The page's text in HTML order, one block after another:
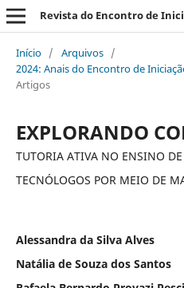
Revista do Encontro de
Início / Arquivos /
2024: Anais do Encontro de
Artigos
EXPLORANDO
TUTORIA ATIVA NO ENSINO
TECNÓLOGOS POR MEIO DE
Alessandra da Silva Alves
Natália de Souza dos Santos